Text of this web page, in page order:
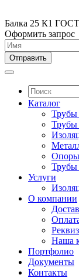
Балка 25 К1 ГОСТ
Оформить запрос
Поиск:
Каталог
Трубы
Трубы
Опоры
Трубы
Услуги
О компании
Наша
Портфолио
Документы
Контакты